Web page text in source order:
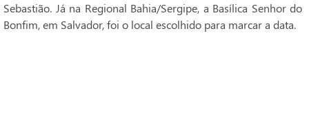
Sebastião. Já na Regional Bahia/Sergipe, a Basílica Senhor do
Bonfim, em Salvador, foi o local escolhido para marcar a data.